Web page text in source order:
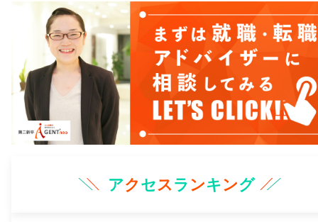
アクセスランキング